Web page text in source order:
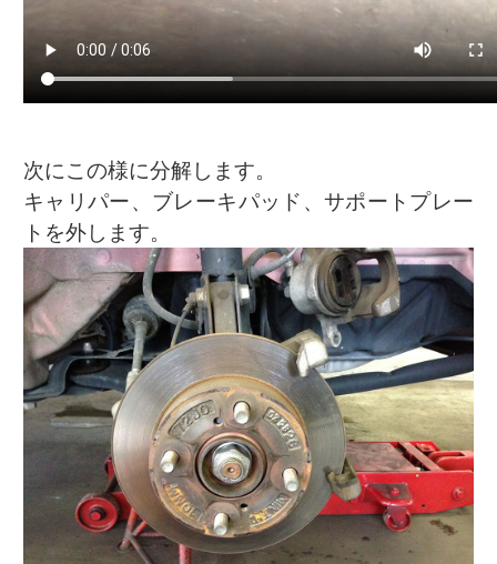
次にこの様に分解します。
キャリパー、ブレーキパッド、サポートプレー
トを外します。